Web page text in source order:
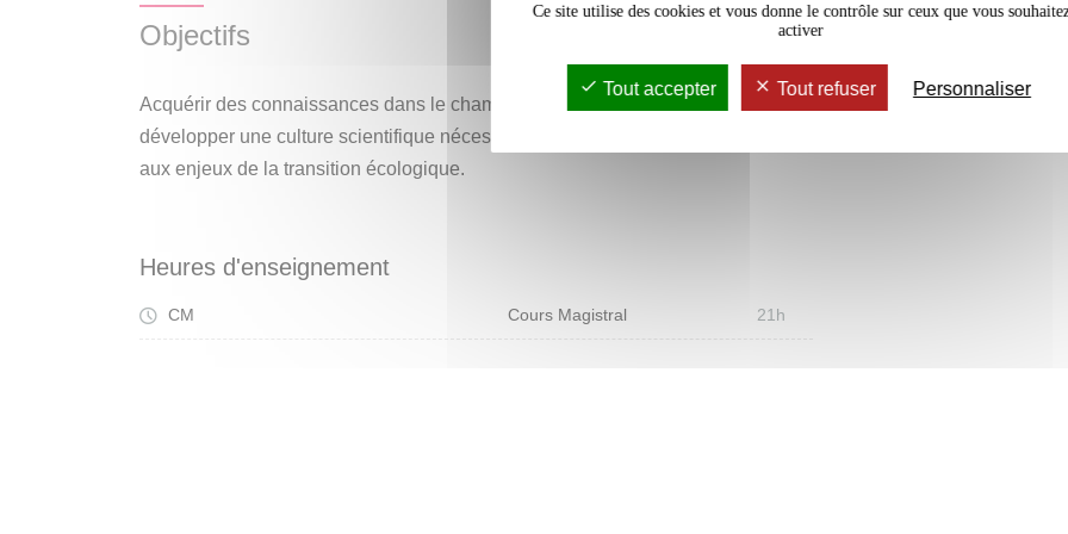
Objectifs
Acquérir des connaissances dans le champ des sciences écologiques pour
développer une culture scientifique nécessaires à l’identité de l’urbaniste face
aux enjeux de la transition écologique.
Heures d'enseignement
CM Cours Magistral 21h
Ce site utilise des cookies et vous donne le contrôle sur ceux que vous
activer
Tout accepter Tout refuser Personnaliser